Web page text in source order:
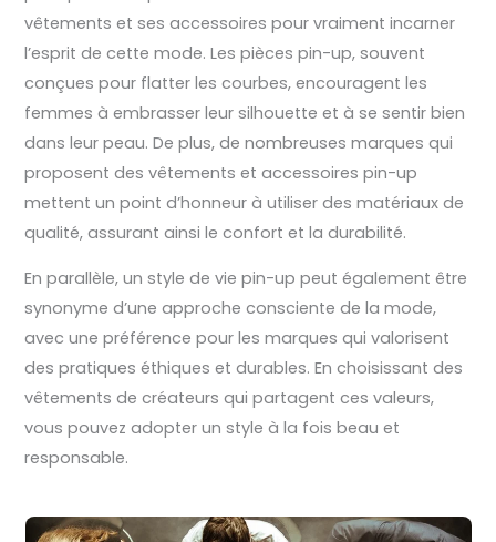
vêtements et ses accessoires pour vraiment incarner
l’esprit de cette mode. Les pièces pin-up, souvent
conçues pour flatter les courbes, encouragent les
femmes à embrasser leur silhouette et à se sentir bien
dans leur peau. De plus, de nombreuses marques qui
proposent des vêtements et accessoires pin-up
mettent un point d’honneur à utiliser des matériaux de
qualité, assurant ainsi le confort et la durabilité.
En parallèle, un style de vie pin-up peut également être
synonyme d’une approche consciente de la mode,
avec une préférence pour les marques qui valorisent
des pratiques éthiques et durables. En choisissant des
vêtements de créateurs qui partagent ces valeurs,
vous pouvez adopter un style à la fois beau et
responsable.